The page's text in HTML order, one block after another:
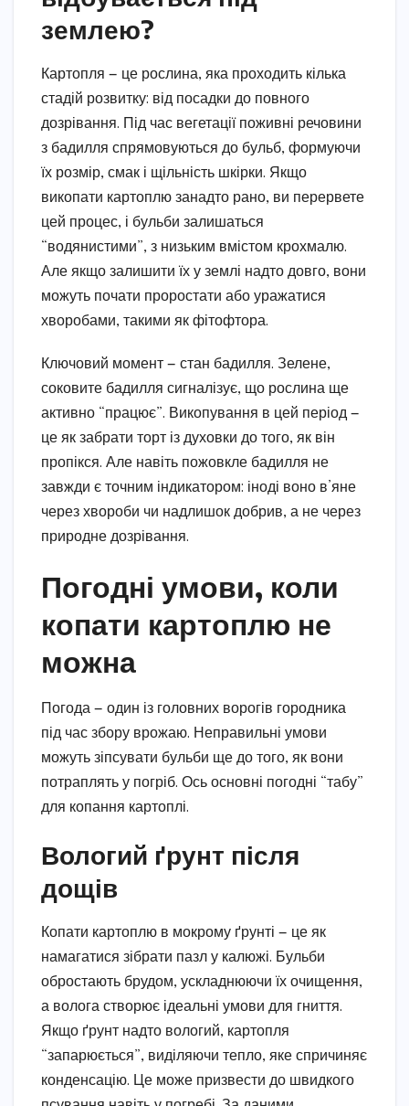
землею?
Картопля — це рослина, яка проходить кілька
стадій розвитку: від посадки до повного
дозрівання. Під час вегетації поживні речовини
з бадилля спрямовуються до бульб, формуючи
їх розмір, смак і щільність шкірки. Якщо
викопати картоплю занадто рано, ви перервете
цей процес, і бульби залишаться
“водянистими”, з низьким вмістом крохмалю.
Але якщо залишити їх у землі надто довго, вони
можуть почати проростати або уражатися
хворобами, такими як фітофтора.
Ключовий момент — стан бадилля. Зелене,
соковите бадилля сигналізує, що рослина ще
активно “працює”. Викопування в цей період —
це як забрати торт із духовки до того, як він
пропікся. Але навіть пожовкле бадилля не
завжди є точним індикатором: іноді воно в’яне
через хвороби чи надлишок добрив, а не через
природне дозрівання.
Погодні умови, коли
копати картоплю не
можна
Погода — один із головних ворогів городника
під час збору врожаю. Неправильні умови
можуть зіпсувати бульби ще до того, як вони
потраплять у погріб. Ось основні погодні “табу”
для копання картоплі.
Вологий ґрунт після
дощів
Копати картоплю в мокрому ґрунті — це як
намагатися зібрати пазл у калюжі. Бульби
обростають брудом, ускладнюючи їх очищення,
а волога створює ідеальні умови для гниття.
Якщо ґрунт надто вологий, картопля
“запарюється”, виділяючи тепло, яке спричиняє
конденсацію. Це може призвести до швидкого